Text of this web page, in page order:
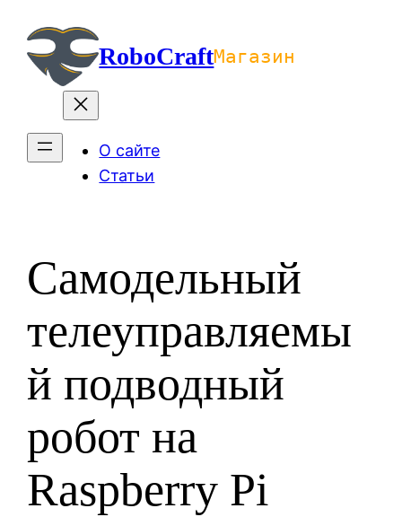
содержимомуRoboCraftМагазин
О сайте
Статьи
Самодельный
телеуправляемы
й подводный
робот на
Raspberry Pi